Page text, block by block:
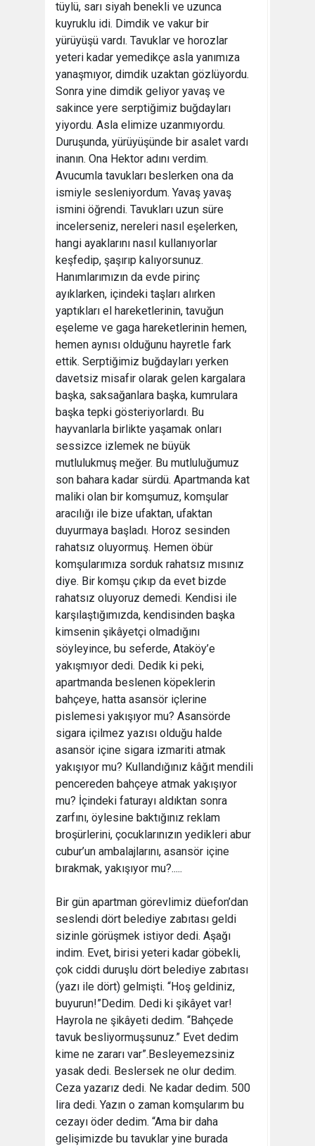
tüylü, sarı siyah benekli ve uzunca
kuyruklu idi. Dimdik ve vakur bir
yürüyüşü vardı. Tavuklar ve horozlar
yeteri kadar yemedikçe asla yanımıza
yanaşmıyor, dimdik uzaktan gözlüyordu.
Sonra yine dimdik geliyor yavaş ve
sakince yere serptiğimiz buğdayları
yiyordu. Asla elimize uzanmıyordu.
Duruşunda, yürüyüşünde bir asalet vardı
inanın. Ona Hektor adını verdim.
Avucumla tavukları beslerken ona da
ismiyle sesleniyordum. Yavaş yavaş
ismini öğrendi. Tavukları uzun süre
incelerseniz, nereleri nasıl eşelerken,
hangi ayaklarını nasıl kullanıyorlar
keşfedip, şaşırıp kalıyorsunuz.
Hanımlarımızın da evde pirinç
ayıklarken, içindeki taşları alırken
yaptıkları el hareketlerinin, tavuğun
eşeleme ve gaga hareketlerinin hemen,
hemen aynısı olduğunu hayretle fark
ettik. Serptiğimiz buğdayları yerken
davetsiz misafir olarak gelen kargalara
başka, saksağanlara başka, kumrulara
başka tepki gösteriyorlardı. Bu
hayvanlarla birlikte yaşamak onları
sessizce izlemek ne büyük
mutlulukmuş meğer. Bu mutluluğumuz
son bahara kadar sürdü. Apartmanda kat
maliki olan bir komşumuz, komşular
aracılığı ile bize ufaktan, ufaktan
duyurmaya başladı. Horoz sesinden
rahatsız oluyormuş. Hemen öbür
komşularımıza sorduk rahatsız mısınız
diye. Bir komşu çıkıp da evet bizde
rahatsız oluyoruz demedi. Kendisi ile
karşılaştığımızda, kendisinden başka
kimsenin şikâyetçi olmadığını
söyleyince, bu seferde, Ataköy’e
yakışmıyor dedi. Dedik ki peki,
apartmanda beslenen köpeklerin
bahçeye, hatta asansör içlerine
pislemesi yakışıyor mu? Asansörde
sigara içilmez yazısı olduğu halde
asansör içine sigara izmariti atmak
yakışıyor mu? Kullandığınız kâğıt mendili
pencereden bahçeye atmak yakışıyor
mu? İçindeki faturayı aldıktan sonra
zarfını, öylesine baktığınız reklam
broşürlerini, çocuklarınızın yedikleri abur
cubur’un ambalajlarını, asansör içine
bırakmak, yakışıyor mu?.....
Bir gün apartman görevlimiz düefon’dan
seslendi dört belediye zabıtası geldi
sizinle görüşmek istiyor dedi. Aşağı
indim. Evet, birisi yeteri kadar göbekli,
çok ciddi duruşlu dört belediye zabıtası
(yazı ile dört) gelmişti. “Hoş geldiniz,
buyurun!”Dedim. Dedi ki şikâyet var!
Hayrola ne şikâyeti dedim. “Bahçede
tavuk besliyormuşsunuz.” Evet dedim
kime ne zararı var”.Besleyemezsiniz
yasak dedi. Beslersek ne olur dedim.
Ceza yazarız dedi. Ne kadar dedim. 500
lira dedi. Yazın o zaman komşularım bu
cezayı öder dedim. “Ama bir daha
gelişimizde bu tavuklar yine burada